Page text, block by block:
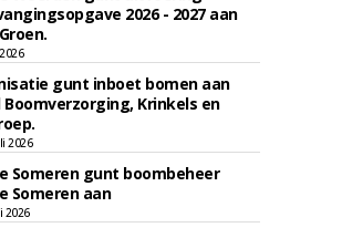
2026 - 2027 aan
gunt inboet bomen aan
Boomverzorging, Krinkels en
2026
Someren gunt boombeheer
Someren aan
2026